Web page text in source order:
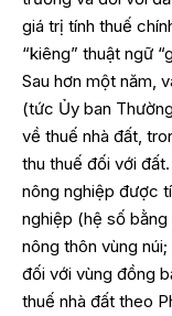
giá trị tính thuế
“kiêng” thuật ngữ
Sau hơn một năm,
(tức Ủy ban
về thuế nhà đất,
thu thuế đối với
nông nghiệp được
nghiệp (hệ số
nông thôn vùng
đối với vùng đồng
thuế nhà đất theo